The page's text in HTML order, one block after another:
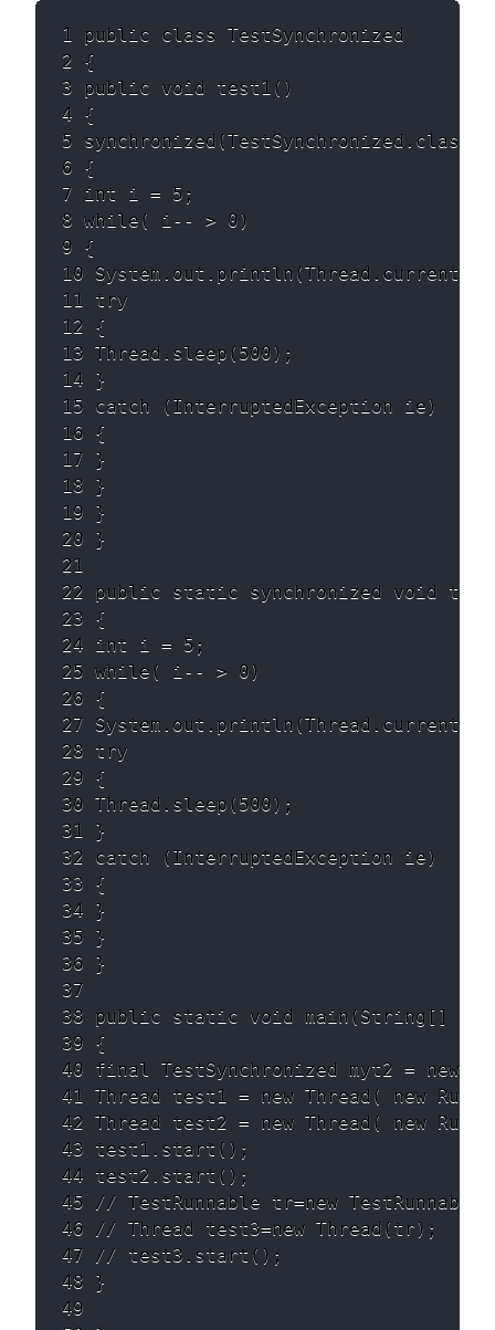
1 public class TestSynchronized
2 {
3 public void test1()
4 {
5 synchronized(TestSynchronized.class)
6 {
7 int i = 5;
8 while( i-- > 0)
9 {
10
11 try
12 {
13 Thread.sleep(500);
14 }
15 catch (InterruptedException ie)
16 {
17 }
18 }
19 }
20 }
21
22 public static synchronized void
23 {
24 int i = 5;
25 while( i-- > 0)
26 {
27
28 try
29 {
30 Thread.sleep(500);
31 }
32 catch (InterruptedException ie)
33 {
34 }
35 }
36 }
37
38 public static void main(String[]
39 {
40 final TestSynchronized myt2 = new
41 Thread test1 = new Thread( new
42 Thread test2 = new Thread( new
43 test1.start();
44 test2.start();
45 // TestRunnable tr=new
46 // Thread test3=new Thread(tr);
47 // test3.start();
48 }
49